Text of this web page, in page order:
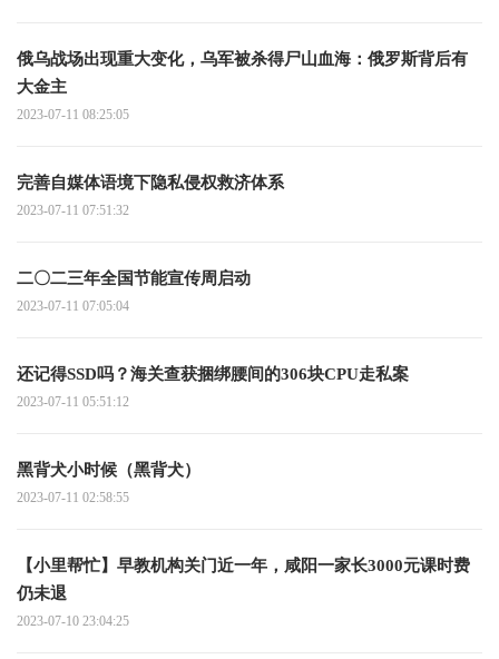
俄乌战场出现重大变化，乌军被杀得尸山血海：俄罗斯背后有
大金主
2023-07-11 08:25:05
完善自媒体语境下隐私侵权救济体系
2023-07-11 07:51:32
二〇二三年全国节能宣传周启动
2023-07-11 07:05:04
还记得SSD吗？海关查获捆绑腰间的306块CPU走私案
2023-07-11 05:51:12
黑背犬小时候（黑背犬）
2023-07-11 02:58:55
【小里帮忙】早教机构关门近一年，咸阳一家长3000元课时费
仍未退
2023-07-10 23:04:25